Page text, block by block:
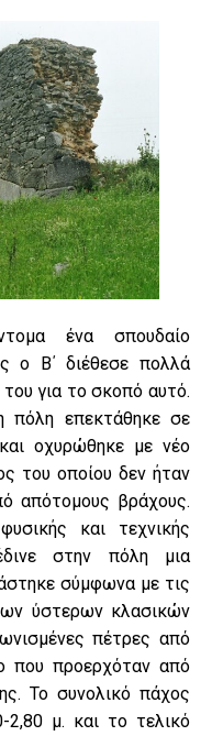
ένα σπουδαίο
ο Β΄ διέθεσε πολλά
για το σκοπό αυτό.
πόλη επεκτάθηκε σε
οχυρώθηκε με νέο
του οποίου δεν ήταν
απότομους βράχους.
και τεχνικής
στην πόλη μια
σύμφωνα με τις
ύστερων κλασικών
πέτρες από
που προερχόταν από
Το συνολικό πάχος
2,80 μ. και το τελικό